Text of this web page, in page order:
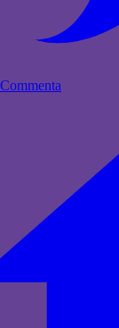
Commenta